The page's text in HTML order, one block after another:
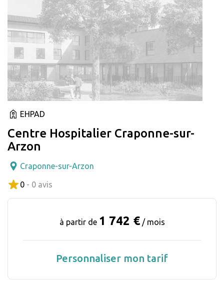
EHPAD
Centre Hospitalier Craponne-sur-
Arzon
Craponne-sur-Arzon
0 - 0 avis
à partir de 1 742 € / mois
Personnaliser mon tarif